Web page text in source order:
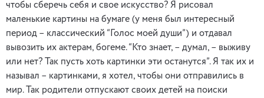
чтобы сберечь себя и свое искусство? Я рисовал
маленькие картины на бумаге (у меня был интересный
период – классический “Голос моей души”) и отдавал
вывозить их актерам, богеме. “Кто знает, – думал, – выживу
или нет? Так пусть хоть картинки эти останутся”. Я так их и
называл – картинками, я хотел, чтобы они отправились в
мир. Так родители отпускают своих детей на поиски